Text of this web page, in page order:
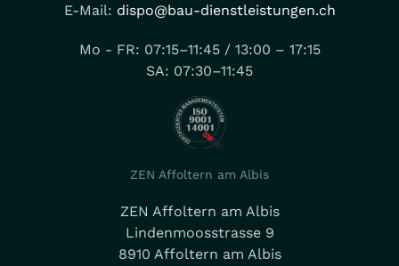
E-Mail: dispo@bau-dienstleistungen.ch
Mo - FR: 07:15–11:45 / 13:00 – 17:15
SA: 07:30–11:45
ZEN Affoltern am Albis
ZEN Affoltern am Albis
Lindenmoosstrasse 9
8910 Affoltern am Albis